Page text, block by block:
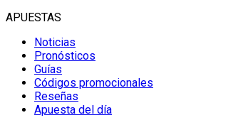
APUESTAS
Noticias
Pronósticos
Guías
Códigos promocionales
Reseñas
Apuesta del día